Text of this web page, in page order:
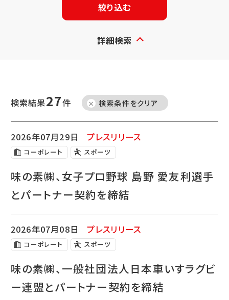
絞り込む
詳細検索
検索結果27件 検索条件をクリア
2026年07月29日 プレスリリース
コーポレート スポーツ
味の素㈱、女子プロ野球 島野 愛友利選手
とパートナー契約を締結
2026年07月08日 プレスリリース
コーポレート スポーツ
味の素㈱、一般社団法人日本車いすラグビ
ー連盟とパートナー契約を締結